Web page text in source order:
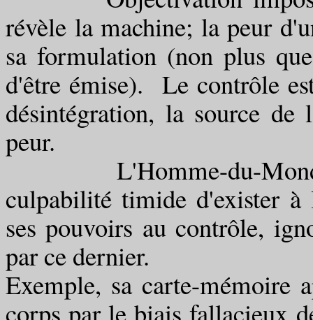
révèle la machine; la peur
sa formulation (non plus
d'être émise). Le contrôle
désintégration, la source
peur.
L'Homme-du-Monde,
culpabilité timide d'exister à
ses pouvoirs au contrôle,
par ce dernier.
Exemple, sa carte-
corps par le biais fallacieux